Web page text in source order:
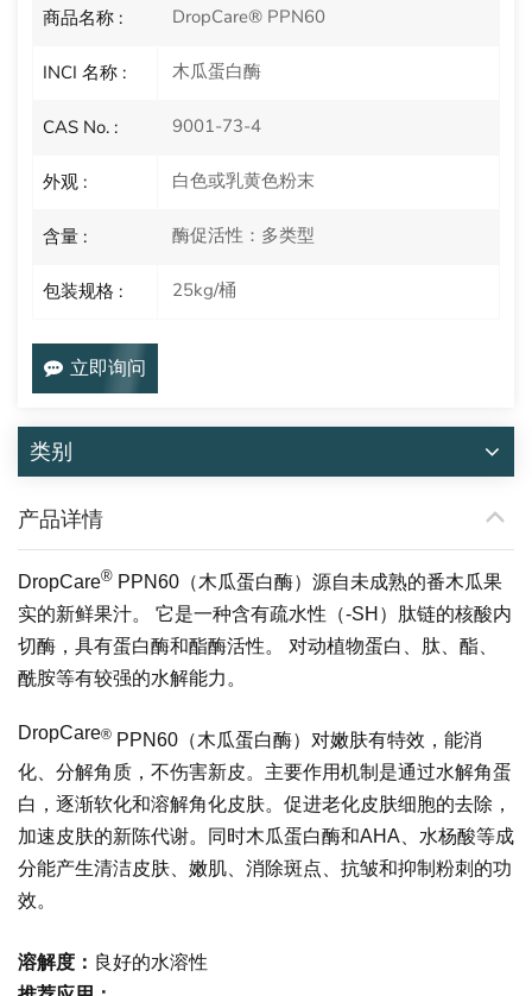
商品名称 : DropCare® PPN60
INCI 名称 : 木瓜蛋白酶
CAS No. : 9001-73-4
外观 : 白色或乳黄色粉末
含量 : 酶促活性：多类型
包装规格 : 25kg/桶
立即询问
类别
产品详情
DropCare® PPN60（木瓜蛋白酶）源自未成熟的番木瓜果
实的新鲜果汁。 它是一种含有疏水性（-SH）肽链的核酸内
切酶，具有蛋白酶和酯酶活性。 对动植物蛋白、肽、酯、
酰胺等有较强的水解能力。
DropCare® PPN60（木瓜蛋白酶）对嫩肤有特效，能消
化、分解角质，不伤害新皮。主要作用机制是通过水解角蛋
白，逐渐软化和溶解角化皮肤。促进老化皮肤细胞的去除，
加速皮肤的新陈代谢。同时木瓜蛋白酶和AHA、水杨酸等成
分能产生清洁皮肤、嫩肌、消除斑点、抗皱和抑制粉刺的功
效。
溶解度： 良好的水溶性